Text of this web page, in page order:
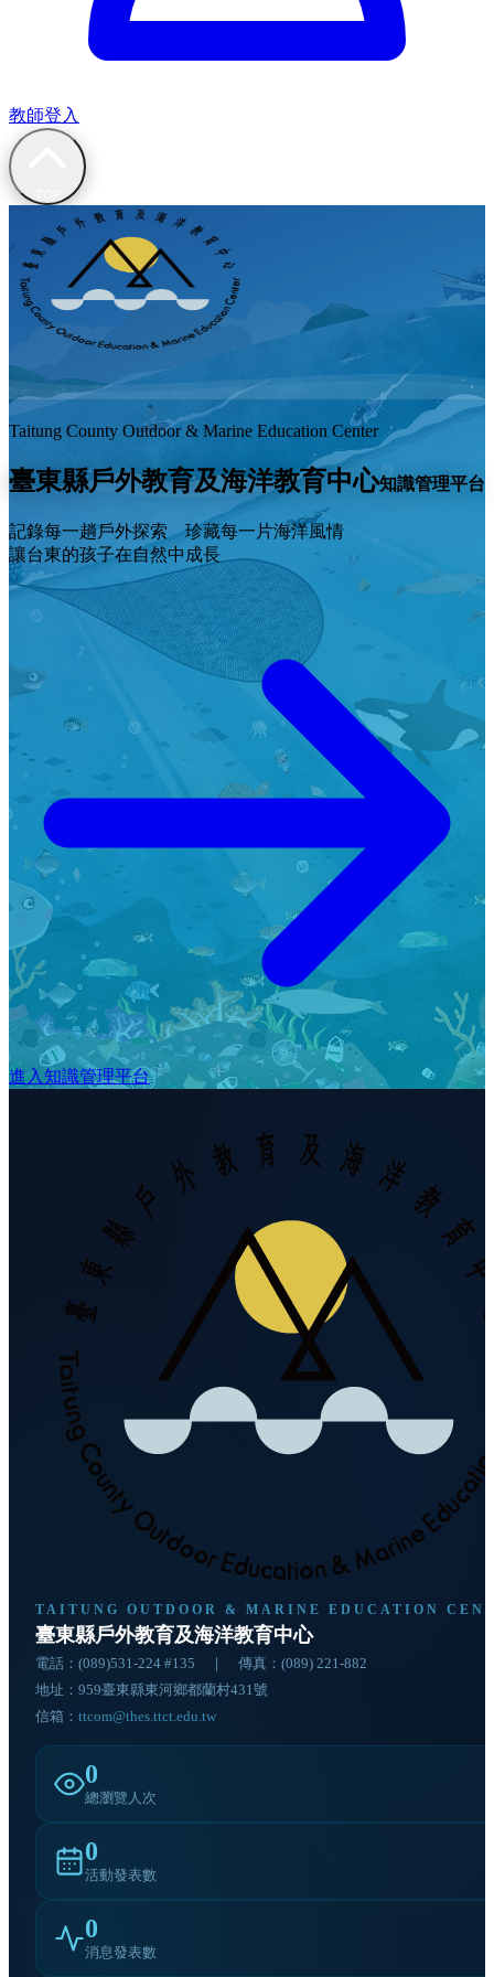
教師登入
Taitung County Outdoor & Marine Education Center
臺東縣戶外教育及海洋教育中心知識管理平台
記錄每一趟戶外探索 珍藏每一片海洋風情
讓台東的孩子在自然中成長
進入知識管理平台
TAITUNG OUTDOOR & MARINE EDUCATION
臺東縣戶外教育及海洋教育中心
電話： (089)531-224 #135 ｜ 傳真：(089) 221-882
地址： 959臺東縣東河鄉都蘭村431號
信箱： ttcom@thes.ttct.edu.tw
0
總瀏覽人次
0
活動發表數
0
消息發表數